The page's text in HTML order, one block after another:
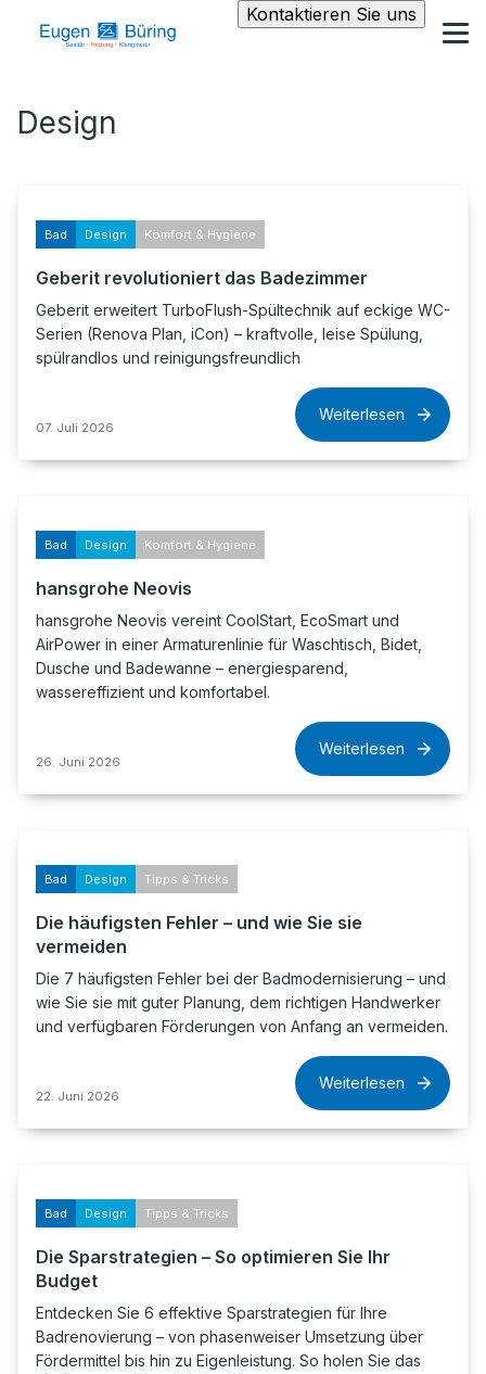
Kontaktieren Sie uns
Design
Bad Design Komfort & Hygiene
Geberit revolutioniert das Badezimmer
Geberit erweitert TurboFlush-Spültechnik auf eckige WC-
Serien (Renova Plan, iCon) – kraftvolle, leise Spülung,
spülrandlos und reinigungsfreundlich
07. Juli 2026
Weiterlesen
Bad Design Komfort & Hygiene
hansgrohe Neovis
hansgrohe Neovis vereint CoolStart, EcoSmart und
AirPower in einer Armaturenlinie für Waschtisch, Bidet,
Dusche und Badewanne – energiesparend,
wassereffizient und komfortabel.
26. Juni 2026
Weiterlesen
Bad Design Tipps & Tricks
Die häufigsten Fehler – und wie Sie sie
vermeiden
Die 7 häufigsten Fehler bei der Badmodernisierung – und
wie Sie sie mit guter Planung, dem richtigen Handwerker
und verfügbaren Förderungen von Anfang an vermeiden.
22. Juni 2026
Weiterlesen
Bad Design Tipps & Tricks
Die Sparstrategien – So optimieren Sie Ihr
Budget
Entdecken Sie 6 effektive Sparstrategien für Ihre
Badrenovierung – von phasenweiser Umsetzung über
Fördermittel bis hin zu Eigenleistung. So holen Sie das